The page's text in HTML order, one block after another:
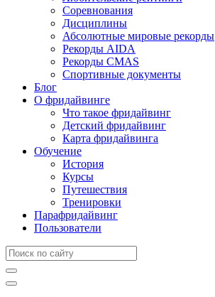
Соревнования
Дисциплины
Абсолютные мировые рекорды
Рекорды AIDA
Рекорды CMAS
Спортивные документы
Блог
О фридайвинге
Что такое фридайвинг
Детский фридайвинг
Карта фридайвинга
Обучение
История
Курсы
Путешествия
Тренировки
Парафридайвинг
Пользователи